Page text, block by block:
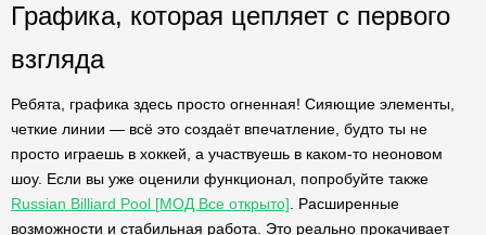
Графика, которая цепляет с первого
взгляда
Ребята, графика здесь просто огненная! Сияющие элементы,
четкие линии — всё это создаёт впечатление, будто ты не
просто играешь в хоккей, а участвуешь в каком-то неоновом
шоу. Если вы уже оценили функционал, попробуйте также
Russian Billiard Pool [МОД Все открыто] . Расширенные
возможности и стабильная работа. Это реально прокачивает